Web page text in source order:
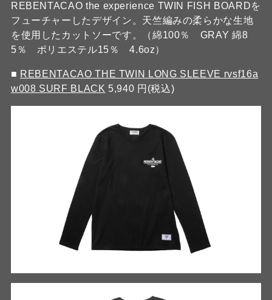
REBENTACAO the experience TWIN FISH BOARDを
フューチャーしたデザイン。天竺編みの柔らかな生地
を使用したカットソーです。（綿100％ GRAY 綿8
5％ ポリエステル15％ 4.6oz）
■ REBENTACAO THE TWIN LONG SLEEVE rvsf16a
w008 SURF BLACK 5,940 円(税込)